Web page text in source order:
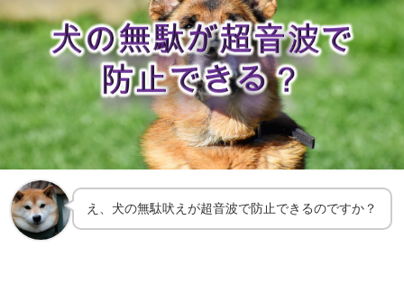
え、犬の無駄吠えが超音波で防止できるのですか？